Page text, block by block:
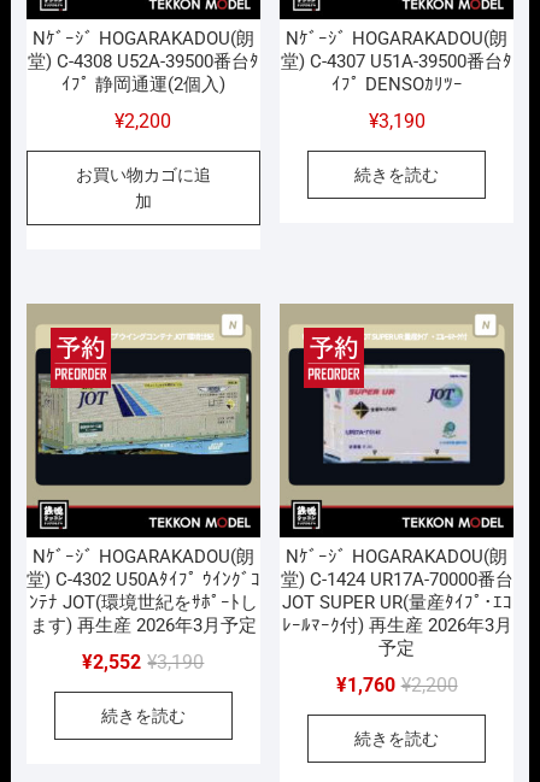
Nｹﾞｰｼﾞ HOGARAKADOU(朗
堂) C-4308 U52A-39500番台ﾀ
ｲﾌﾟ 静岡通運(2個入)
¥2,200
お買い物カゴに追
加
Nｹﾞｰｼﾞ HOGARAKADOU(朗
堂) C-4307 U51A-39500番台ﾀ
ｲﾌﾟ DENSOｶﾘﾂｰ
¥3,190
続きを読む
Nｹﾞｰｼﾞ HOGARAKADOU(朗
堂) C-4302 U50Aﾀｲﾌﾟ ｳｲﾝｸﾞｺ
ﾝﾃﾅ JOT(環境世紀をｻﾎﾟｰﾄし
ます) 再生産 2026年3月予定
¥3,190元
の
格
¥2,552
現
在
価
続きを読む
Nｹﾞｰｼﾞ HOGARAKADOU(朗
堂) C-1424 UR17A-70000番台
JOT SUPER UR(量産ﾀｲﾌﾟ･ｴｺ
ﾚｰﾙﾏｰｸ付) 再生産 2026年3月
予定
¥2,200元
の
格
¥1,760
現
在
価
続きを読む